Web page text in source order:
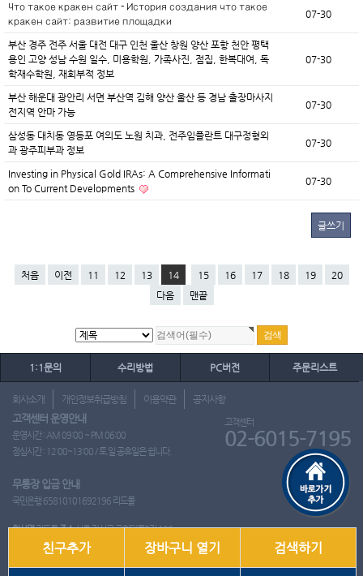
Что такое кракен сайт - История создания что такое
кракен сайт: развитие площадки
07-30
부산 경주 전주 서울 대전 대구 인천 울산 창원 양산 포항 천안 평택
용인 고양 성남 수원 일수, 미용학원, 가족사진, 점집, 한복대여, 독
학재수학원, 재회부적 정보
07-30
부산 해운대 광안리 서면 부산역 김해 양산 울산 등 경남 출장마사지
전지역 안마 가능
07-30
삼성동 대치동 영등포 여의도 노원 치과, 전주임플란트 대구정형외
과 광주피부과 정보
07-30
Investing in Physical Gold IRAs: A Comprehensive Informati
on To Current Developments
07-30
글쓰기
처음 이전 11 12 13 14 15 16 17 18 19
20
다음
맨끝
1:1문의 수리방법 PC버전 주문리스트
회사소개 개인정보취급방침 이용약관 공지사항
고객센터 운영안내
운영시간 : AM 09:00 ~ PM 06:00
점심시간 : 12:00~13:00 / 토.일.공휴일은 쉽니다.
고객센터
02-6015-7195
무통장 입금 안내
국민은행 65810101692196 리드몰
회사명리드몰주소서울 강서구 국회대로7길 126
사업자 등록번호412-10-97537 이영은전화02-6015-7195
친구추가 장바구니 열기 검색하기